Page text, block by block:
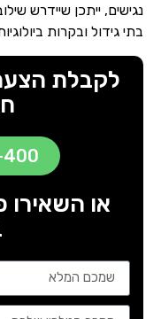
נגישים, ייתכן שיידרש
בתי גידול ובקרות
לקבלת הצעת
או השאירו